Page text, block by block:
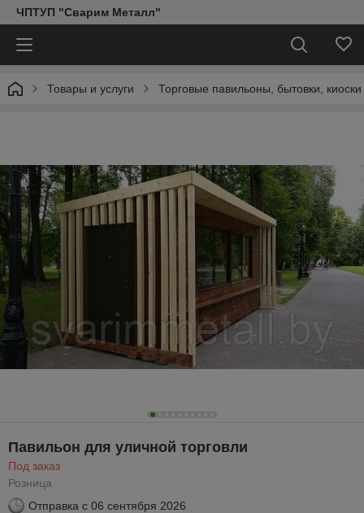
ЧПТУП "Сварим Металл"
Товары и услуги Торговые павильоны, бытовки, киоски
Павильон для уличной торговли
Под заказ
Розница
Отправка с 06 сентября 2026